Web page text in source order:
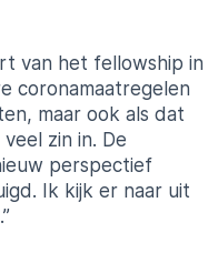
van het fellowship in
coronamaatregelen
maar ook als dat
zin in. De
perspectief
Ik kijk er naar uit